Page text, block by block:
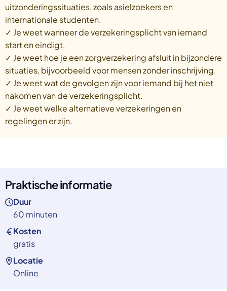
uitzonderingssituaties, zoals asielzoekers en
internationale studenten.
✓ Je weet wanneer de verzekeringsplicht van iemand
start en eindigt.
✓ Je weet hoe je een zorgverzekering afsluit in bijzondere
situaties, bijvoorbeeld voor mensen zonder inschrijving.
✓ Je weet wat de gevolgen zijn voor iemand bij het niet
nakomen van de verzekeringsplicht.
✓ Je weet welke alternatieve verzekeringen en
regelingen er zijn.
Praktische informatie
Duur
60 minuten
Kosten
gratis
Locatie
Online